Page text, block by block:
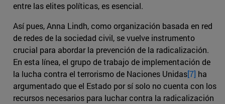
entre las elites políticas, es esencial.
Así pues, Anna Lindh, como organización basada en red
de redes de la sociedad civil, se vuelve instrumento
crucial para abordar la prevención de la radicalización.
En esta línea, el grupo de trabajo de implementación de
la lucha contra el terrorismo de Naciones Unidas[7] ha
argumentado que el Estado por sí solo no cuenta con los
recursos necesarios para luchar contra la radicalización